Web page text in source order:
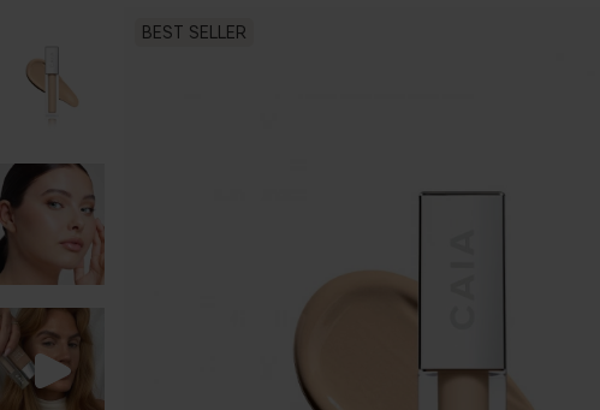
BEST SELLER